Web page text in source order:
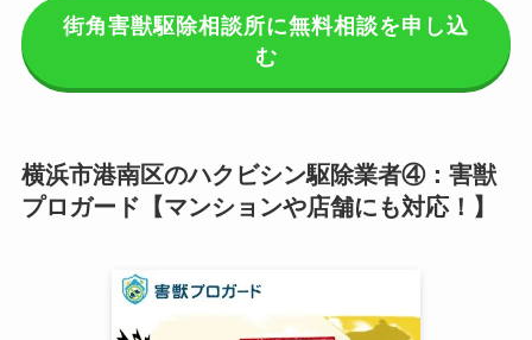
街角害獣駆除相談所に無料相談を申し込
む
横浜市港南区のハクビシン駆除業者④：害獣
プロガード【マンションや店舗にも対応！】